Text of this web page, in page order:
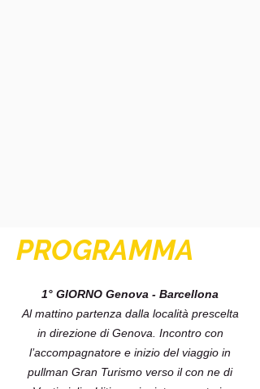
PROGRAMMA
1° GIORNO Genova - Barcellona
Al mattino partenza dalla località prescelta
in direzione di Genova. Incontro con
l’accompagnatore e inizio del viaggio in
pullman Gran Turismo verso il con ne di